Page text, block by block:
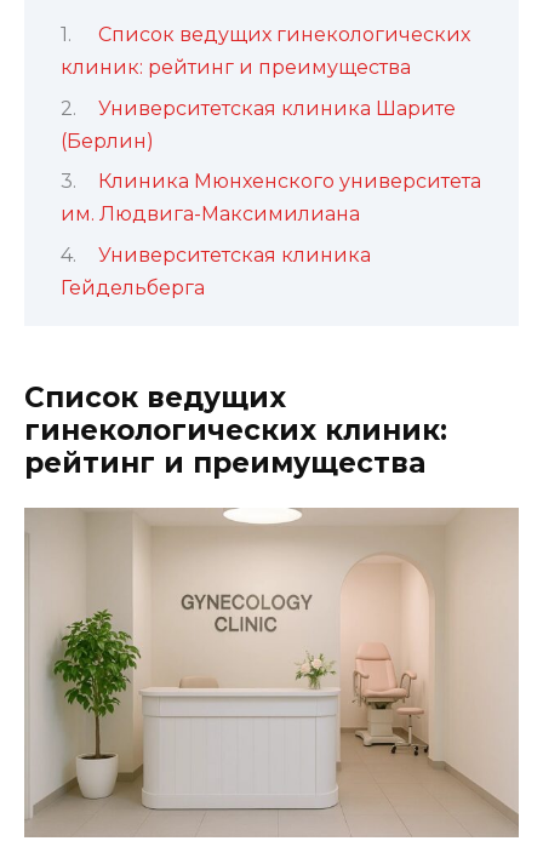
Список ведущих гинекологических
клиник: рейтинг и преимущества
Университетская клиника Шарите
(Берлин)
Клиника Мюнхенского университета
им. Людвига-Максимилиана
Университетская клиника
Гейдельберга
Список ведущих
гинекологических клиник:
рейтинг и преимущества